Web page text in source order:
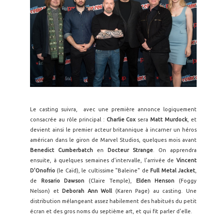
Le casting suivra, avec une première annonce logiquement
consacrée au rôle principal : Charlie Cox seraMatt Murdock , et
devient ainsi le premier acteur britannique à incarner un héros
américan dans le giron de Marvel Studios, quelques mois avant
Benedict Cumberbatch en Docteur Strange . On apprendra
ensuite, à quelques semaines d'intervalle, l'arrivée de Vincent
D'Onofrio (le Caïd), le cultissime "Baleine" de Full Metal Jacket
de Rosario Dawson (Claire Temple), Elden Henson (Foggy
Nelson) et Deborah Ann Woll (Karen Page) au casting. Une
distribution mélangeant assez habilement des habitués du petit
écran et des gros noms du septième art, et qui fit parler d'elle.